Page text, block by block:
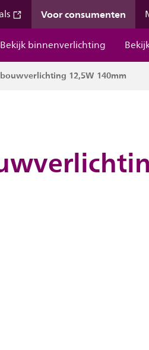
Voor consumenten
Bekijk binnenverlichting
12,5W 140mm